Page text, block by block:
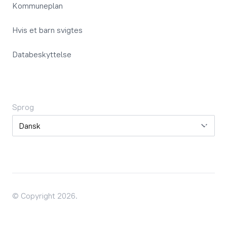
Kommuneplan
Hvis et barn svigtes
Databeskyttelse
Sprog
Sprog
© Copyright 2026.